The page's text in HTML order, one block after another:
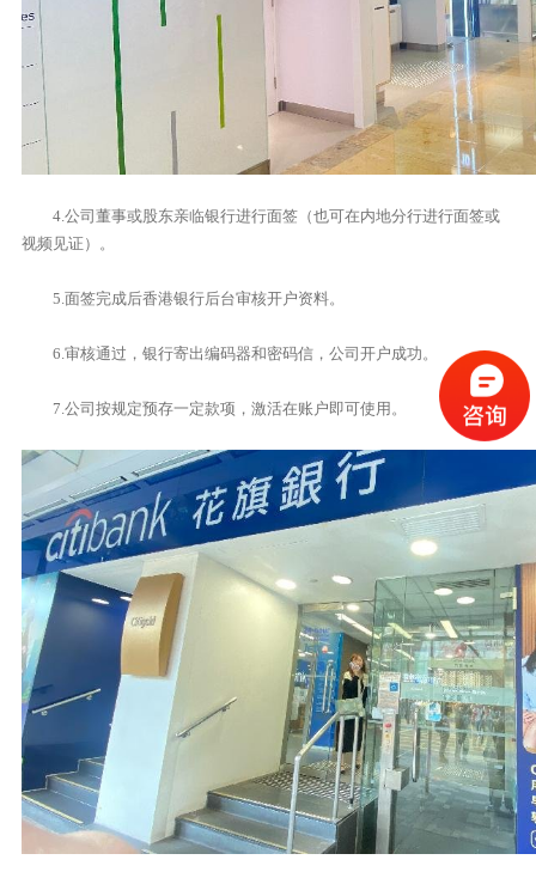
4.公司董事或股东亲临银行进行面签（也可在内地分行进行面签或
视频见证）。
5.面签完成后香港银行后台审核开户资料。
6.审核通过，银行寄出编码器和密码信，公司开户成功。
7.公司按规定预存一定款项，激活在账户即可使用。